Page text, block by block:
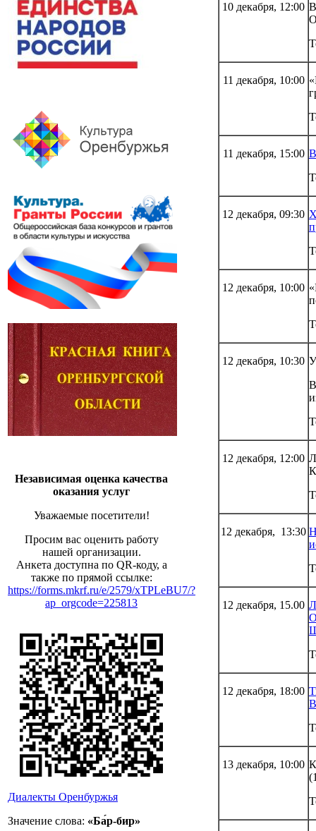
Независимая оценка качества
оказания услуг
Уважаемые посетители!
Просим вас оценить работу
нашей организации.
Анкета доступна по QR-коду, а
также по прямой ссылке:
https://forms.mkrf.ru/e/2579/xTPLeBU7/?
ap_orgcode=225813
Диалекты Оренбуржья
Значение слова: «Ба́р-бир»
10 декабря, 12:00
11 декабря, 10:00
11 декабря, 15:00
12 декабря, 09:30
12 декабря, 10:00
12 декабря, 10:30
12 декабря, 12:00
12 декабря, 13:30
12 декабря, 15.00
12 декабря, 18:00
13 декабря, 10:00